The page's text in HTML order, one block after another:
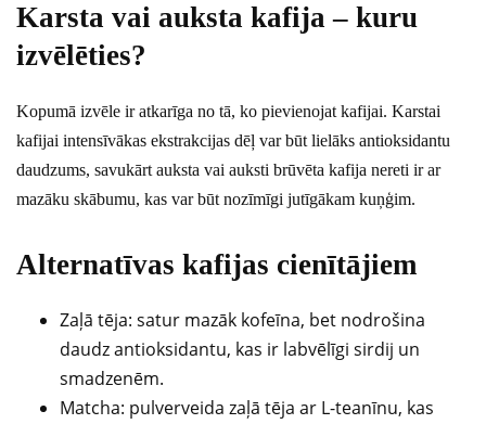
Karsta vai auksta kafija – kuru
izvēlēties?
Kopumā izvēle ir atkarīga no tā, ko pievienojat kafijai. Karstai
kafijai intensīvākas ekstrakcijas dēļ var būt lielāks antioksidantu
daudzums, savukārt auksta vai auksti brūvēta kafija nereti ir ar
mazāku skābumu, kas var būt nozīmīgi jutīgākam kuņģim.
Alternatīvas kafijas cienītājiem
Zaļā tēja: satur mazāk kofeīna, bet nodrošina
daudz antioksidantu, kas ir labvēlīgi sirdij un
smadzenēm.
Matcha: pulverveida zaļā tēja ar L-teanīnu, kas